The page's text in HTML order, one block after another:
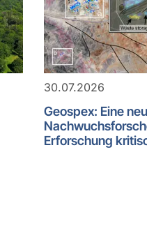
30.07.2026
Geospex: Eine
Erforschung